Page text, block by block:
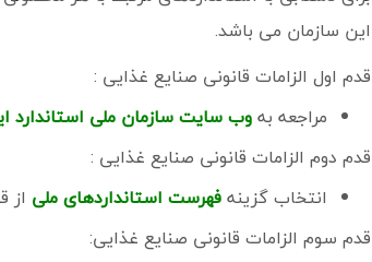
این سازمان می باشد.
قدم اول الزامات قانونی صنایع غذایی :
مراجعه بهوب سایت سازمان ملی استاندارد
قدم دوم الزامات قانونی صنایع غذایی :
انتخاب گزینهفهرست استانداردهای ملی از
قدم سوم الزامات قانونی صنایع غذایی: